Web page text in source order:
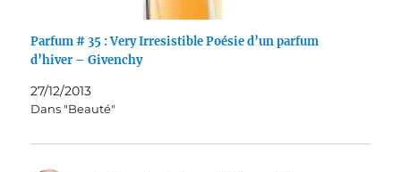
Parfum # 35 : Very Irresistible Poésie d’un parfum
d’hiver – Givenchy
27/12/2013
Dans "Beauté"